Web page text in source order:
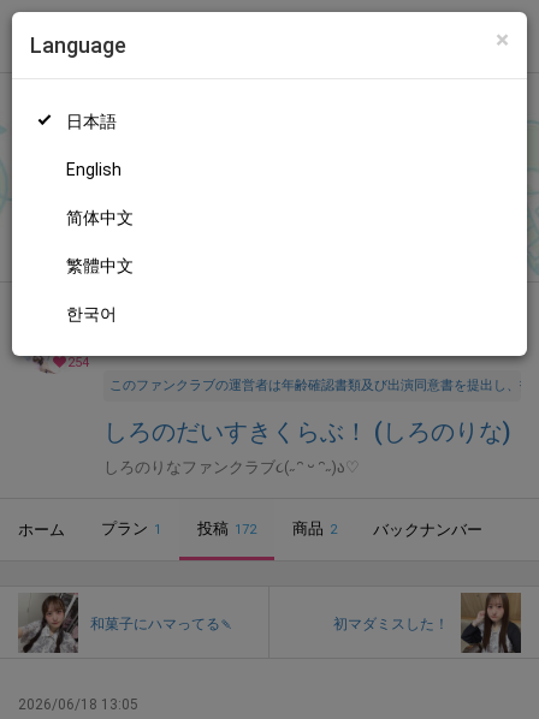
トップ
×
Language
日本語
English
简体中文
繁體中文
한국어
人のファンが応援しています。
254
全年齢向け
このファンクラブの運営者は年齢確認書類及び出演同意書を提出し、
しろのだいすきくらぶ！ (しろのりな)
しろのりなファンクラブ૮(˶ᵔ ᵕ ᵔ˶)ა♡
ホーム プラン 1 投稿 172 商品 2 バックナンバー
和菓子にハマってる🍡 初マダミスした！
2026/06/18 13:05